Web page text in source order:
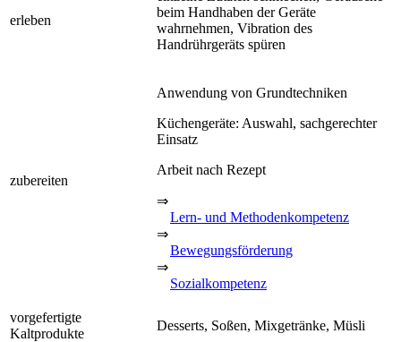
erleben
beim Handhaben der Geräte
wahrnehmen, Vibration des
Handrührgeräts spüren
zubereiten
Anwendung von Grundtechniken
Küchengeräte: Auswahl, sachgerechter
Einsatz
Arbeit nach Rezept
⇒
Lern- und Methodenkompetenz
⇒
Bewegungsförderung
⇒
Sozialkompetenz
vorgefertigte
Kaltprodukte
Desserts, Soßen, Mixgetränke, Müsli